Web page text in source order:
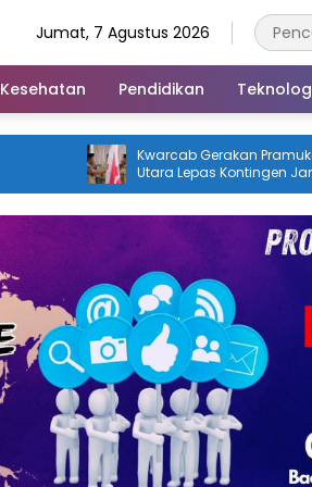
Jumat, 7 Agustus 2026
Kesehatan Pendidikan
Kwarcab Gerakan Pramuka Konawe
Utara Lepas Kontingen Jambore
Nasional XII 2026, Bupati Ikbar: Tunjukkan